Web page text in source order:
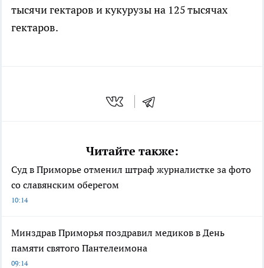
тысячи гектаров и кукурузы на 125 тысячах
гектаров.
Читайте также:
Суд в Приморье отменил штраф журналистке за фото
со славянским оберегом
10:14
Минздрав Приморья поздравил медиков в День
памяти святого Пантелеимона
09:14